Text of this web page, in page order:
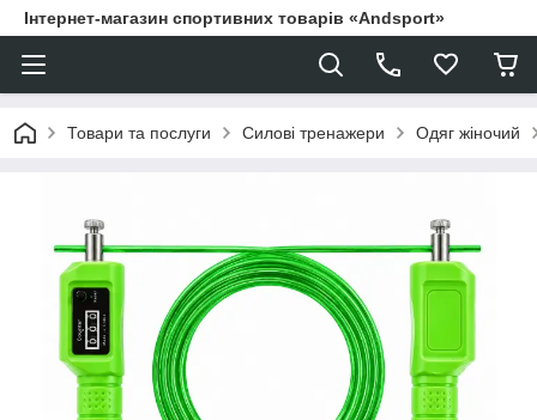
Інтернет-магазин спортивних товарів «Andsport»
Товари та послуги Силові тренажери Одяг жіночий